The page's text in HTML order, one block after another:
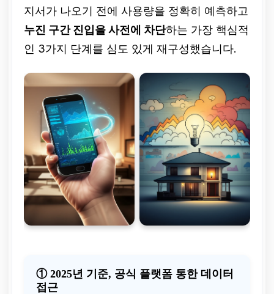
지서가 나오기 전에 사용량을 정확히 예측하고
누진 구간 진입을 사전에 차단하는 가장 핵심적
인 3가지 단계를 심도 있게 재구성했습니다.
① 2025년 기준, 공식 플랫폼 통한 데이터
접근